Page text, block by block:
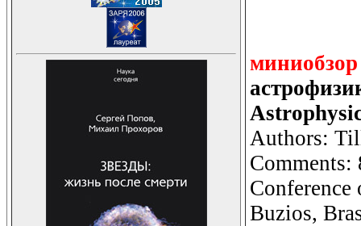
миниобзор
Authors:
Conference
Buzios,